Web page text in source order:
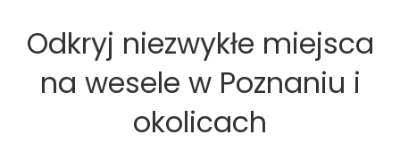
Odkryj niezwykłe miejsca
na wesele w Poznaniu i
okolicach